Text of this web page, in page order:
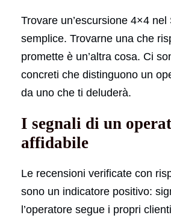
Trovare un’escursione 4×4
semplice. Trovarne una che
promette è un’altra cosa. Ci
concreti che distinguono un
da uno che ti deluderà.
I segnali di un
affidabile
Le recensioni verificate con
sono un indicatore positivo:
l’operatore segue i propri